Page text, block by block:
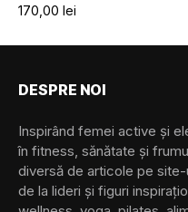
170,00 lei
DESPRE NOI
Inspirând femei active și
în fitness, sănătate și
diversă de articole pe
de la lideri și figuri